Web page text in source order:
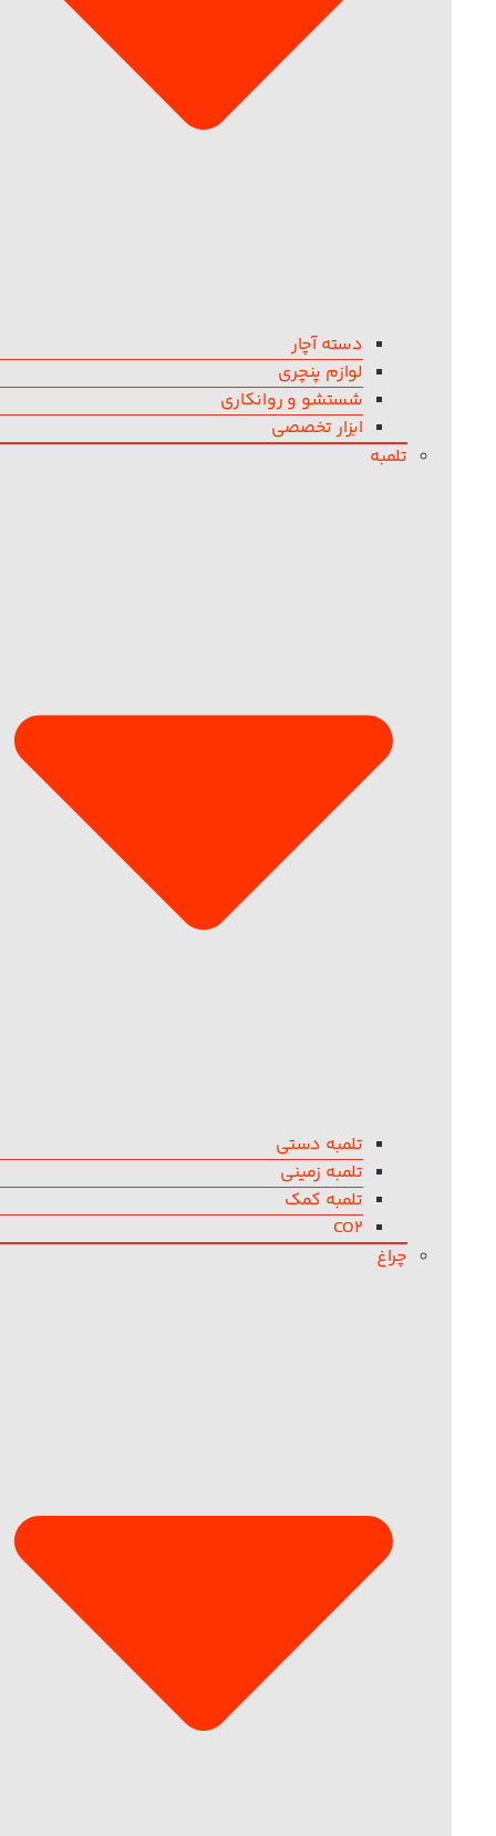
دسته آچار
لوازم پنچری
شستشو و روانکاری
ابزار تخصصی
تلمبه
تلمبه دستی
تلمبه زمینی
تلمبه کمک
CO2
چراغ